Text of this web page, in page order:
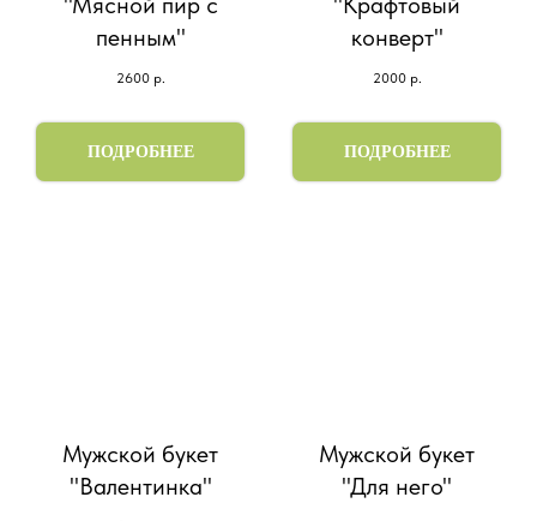
пенным"
2600 р.
ПОДРОБНЕЕ
конверт"
2000 р.
ПОДРОБНЕЕ
Мужской букет
"Валентинка"
Мужской букет
"Для него"